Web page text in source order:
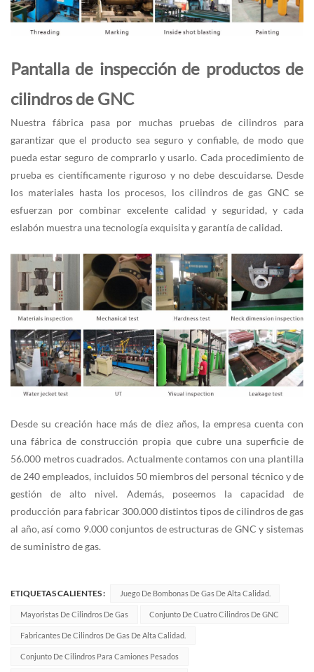
Pantalla de inspección de productos de
cilindros de GNC
Nuestra fábrica pasa por muchas pruebas de cilindros para
garantizar que el producto sea seguro y confiable, de modo que
pueda estar seguro de comprarlo y usarlo. Cada procedimiento de
prueba es científicamente riguroso y no debe descuidarse. Desde
los materiales hasta los procesos, los cilindros de gas GNC se
esfuerzan por combinar excelente calidad y seguridad, y cada
eslabón muestra una tecnología exquisita y garantía de calidad.
Desde su creación hace más de diez años, la empresa cuenta con
una fábrica de construcción propia que cubre una superficie de
56.000 metros cuadrados. Actualmente contamos con una plantilla
de 240 empleados, incluidos 50 miembros del personal técnico y de
gestión de alto nivel. Además, poseemos la capacidad de
producción para fabricar 300.000 distintos tipos de cilindros de gas
al año, así como 9.000 conjuntos de estructuras de GNC y sistemas
de suministro de gas.
ETIQUETAS CALIENTES : Juego De Bombonas De Gas De Alta Calidad.
Mayoristas De Cilindros De Gas Conjunto De Cuatro Cilindros De GNC
Fabricantes De Cilindros De Gas De Alta Calidad.
Conjunto De Cilindros Para Camiones Pesados